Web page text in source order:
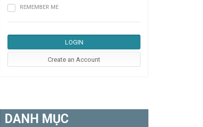
REMEMBER ME
DANH MỤC